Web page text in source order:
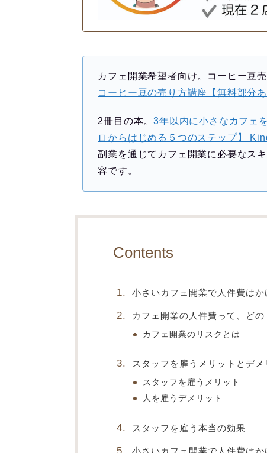
カフェ開業希望者向け。コーヒー豆
コーヒー豆の売り方講座【無料部分あ
2冊目の本。3年以内に小さなカフェ
ロからはじめる５つのステップ】
副業を通じてカフェ開業に必要なス
容です。
Contents
小さいカフェ開業で人件費はか
カフェ開業の人件費って、ど
カフェ開業のリスクとは
スタッフを雇うメリットとデメ
スタッフを雇うメリット
人を雇うデメリット
スタッフを雇う本当の効果
小さいカフェ開業で人件費は